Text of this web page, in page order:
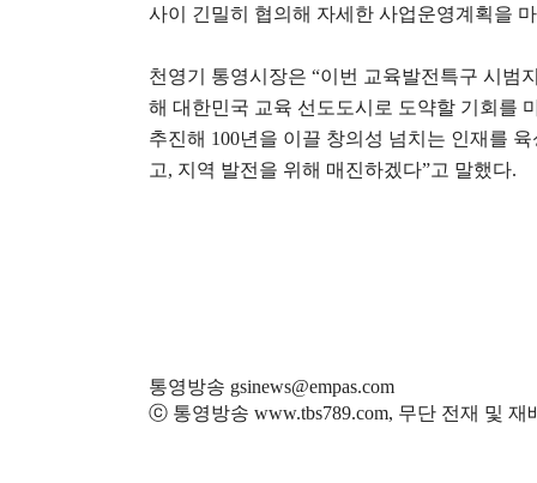
사이 긴밀히 협의해 자세한 사업운영계획을
천영기 통영시장은 “이번 교육발전특구 시범
해 대한민국 교육 선도도시로 도약할 기회를
추진해 100년을 이끌 창의성 넘치는 인재를
고, 지역 발전을 위해 매진하겠다”고 말했다.
통영방송 gsinews@empas.com
ⓒ 통영방송 www.tbs789.com, 무단 전재 및 재